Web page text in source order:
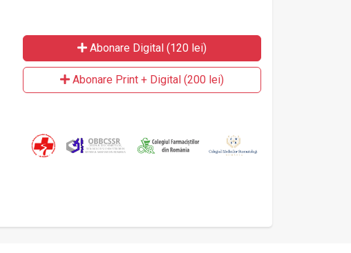
Abonare Digital (120 lei)
Abonare Print + Digital (200 lei)